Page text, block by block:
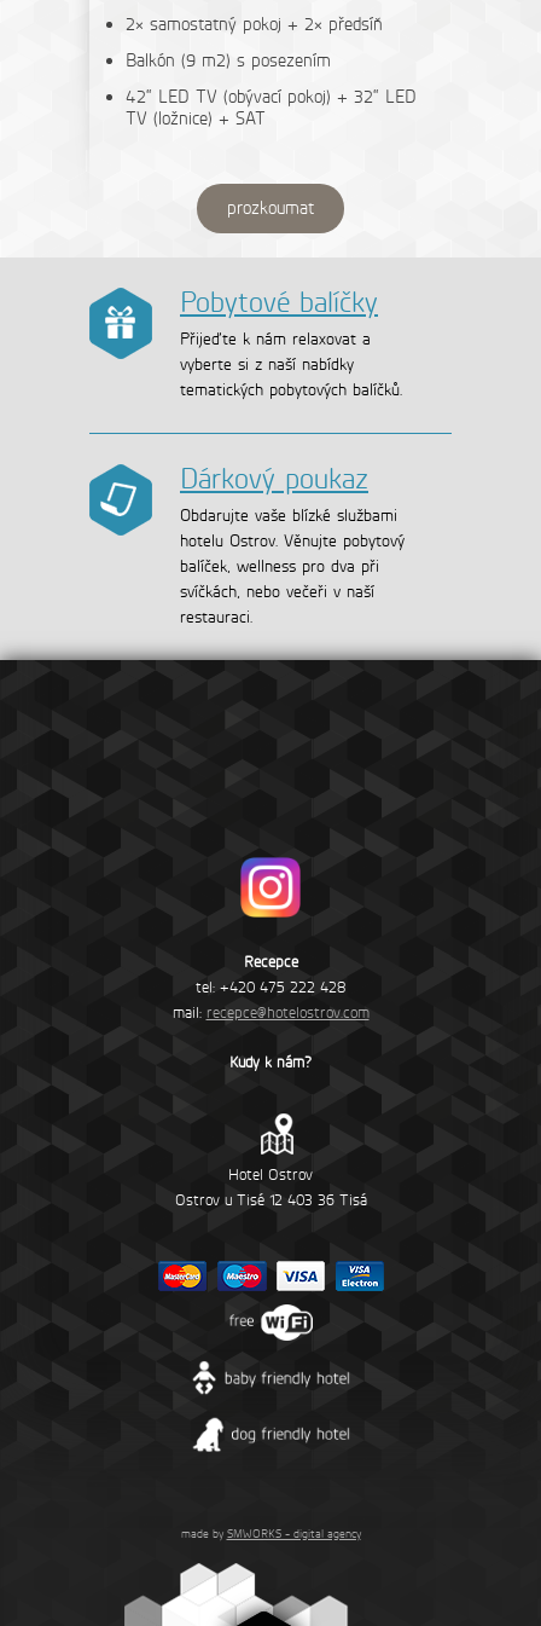
2× samostatný pokoj + 2× předsíň
Balkón (9 m2) s posezením
42“ LED TV (obývací pokoj) + 32“ LED
TV (ložnice) + SAT
prozkoumat
Pobytové balíčky
Přijeďte k nám relaxovat a
vyberte si z naší nabídky
tematických pobytových balíčků.
Dárkový poukaz
Obdarujte vaše blízké službami
hotelu Ostrov. Věnujte pobytový
balíček, wellness pro dva při
svíčkách, nebo večeři v naší
restauraci.
Recepce
tel: +420 475 222 428
mail: recepce@hotelostrov.com
Kudy k nám?
Hotel Ostrov
Ostrov u Tisé 12 403 36 Tisá
made by SMWORKS - digital agency